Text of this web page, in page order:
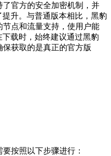
官方的安全加密机制，并
升。与普通版本相比，黑豹
点和流量支持，使用户能
载时，始终建议通过黑豹
获取的是真正的官方版
按照以下步骤进行：